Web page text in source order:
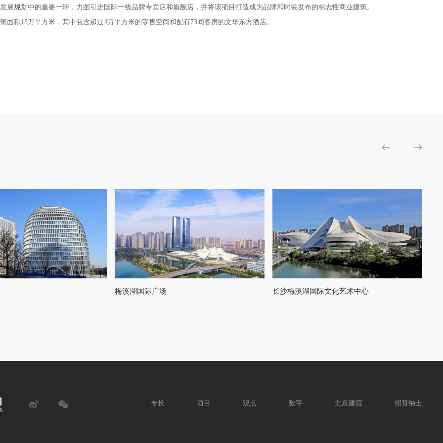
展规划中的重要一环，力图引进国际一线品牌专卖店和旗舰店，并将该项目打造成为品牌和时装发布的标志性商业建筑。
面积15万平方米，其中包含超过4万平方米的零售空间和配有73间客房的文华东方酒店。
梅溪湖国际广场 长沙梅溪湖国际文化艺术中心
专长 项目 观点 数字 北京建院 招贤纳士